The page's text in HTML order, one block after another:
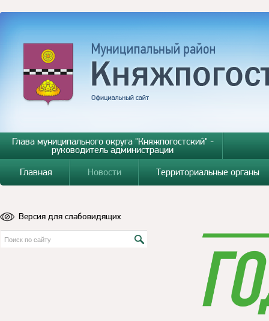
Глава муниципального округа "Княжпогостский" -
руководитель администрации
Главная
Новости Территориальные органы
Версия для слабовидящих